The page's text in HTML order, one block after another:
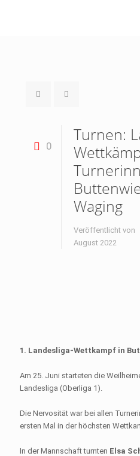
0
Turnen:
Waging
Veröffentlicht von
August 2022
1. Landesliga-Wettkampf in
Am 25. Juni starteten die
Landesliga (Oberliga 1).
Die Nervosität war bei allen
ersten Mal in der höchsten
In der Mannschaft turnten Elsa